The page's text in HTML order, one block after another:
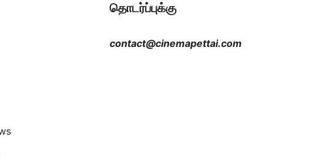
தொடர்ப்புக்கு
contact@cinemapettai.com